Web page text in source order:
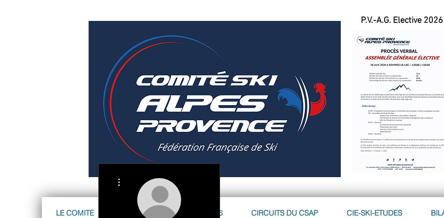
P.V.-A.G. Elective 2026
LE COMITE ATHLETES Equipe France 2026 CIRCUITS DU CSAP CIE-SKI-ETUDES